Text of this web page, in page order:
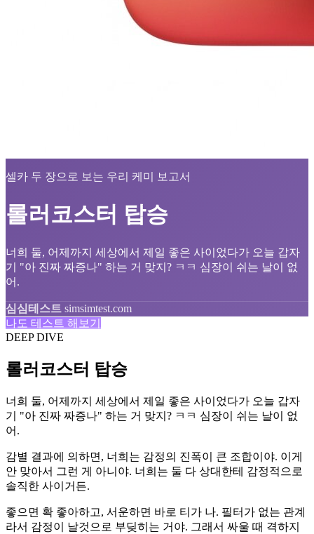
셀카 두 장으로 보는 우리 케미 보고서
롤러코스터 탑승
너희 둘, 어제까지 세상에서 제일 좋은 사이었다가 오늘 갑자
기 "아 진짜 짜증나" 하는 거 맞지? ㅋㅋ 심장이 쉬는 날이 없
어.
심심테스트 simsimtest.com
나도 테스트 해보기
DEEP DIVE
롤러코스터 탑승
너희 둘, 어제까지 세상에서 제일 좋은 사이었다가 오늘 갑자
기 "아 진짜 짜증나" 하는 거 맞지? ㅋㅋ 심장이 쉬는 날이 없
어.
감별 결과에 의하면, 너희는 감정의 진폭이 큰 조합이야. 이게
안 맞아서 그런 게 아니야. 너희는 둘 다 상대한테 감정적으로
솔직한 사이거든.
좋으면 확 좋아하고, 서운하면 바로 티가 나. 필터가 없는 관계
라서 감정이 날것으로 부딪히는 거야. 그래서 싸울 때 격하지